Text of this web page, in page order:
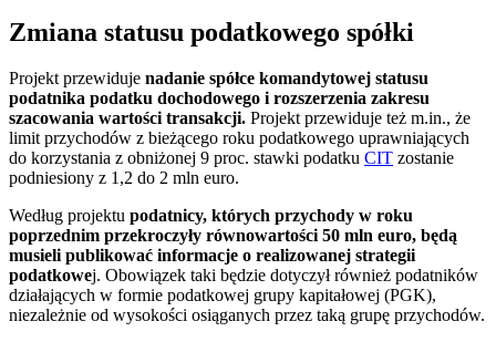
Zmiana statusu podatkowego spółki
Projekt przewiduje nadanie spółce komandytowej statusu
podatnika podatku dochodowego i rozszerzenia zakresu
szacowania wartości transakcji. Projekt przewiduje też m.in., że
limit przychodów z bieżącego roku podatkowego uprawniających
do korzystania z obniżonej 9 proc. stawki podatku CIT zostanie
podniesiony z 1,2 do 2 mln euro.
Według projektu podatnicy, których przychody w roku
poprzednim przekroczyły równowartości 50 mln euro, będą
musieli publikować informacje o realizowanej strategii
podatkowej. Obowiązek taki będzie dotyczył również podatników
działających w formie podatkowej grupy kapitałowej (PGK),
niezależnie od wysokości osiąganych przez taką grupę przychodów.